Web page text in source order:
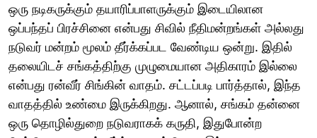
ஒரு நடிகருக்கும் தயாரிப்பாளருக்கும் இடையிலான
ஒப்பந்தப் பிரச்சினை என்பது சிவில் நீதிமன்றங்கள் அல்லது
நடுவர் மன்றம் மூலம் தீர்க்கப்பட வேண்டிய ஒன்று. இதில்
தலையிடச் சங்கத்திற்கு முழுமையான அதிகாரம் இல்லை
என்பது ரன்வீர் சிங்கின் வாதம். சட்டப்படி பார்த்தால், இந்த
வாதத்தில் உண்மை இருக்கிறது. ஆனால், சங்கம் தன்னை
ஒரு தொழில்துறை நடுவராகக் கருதி, இதுபோன்ற